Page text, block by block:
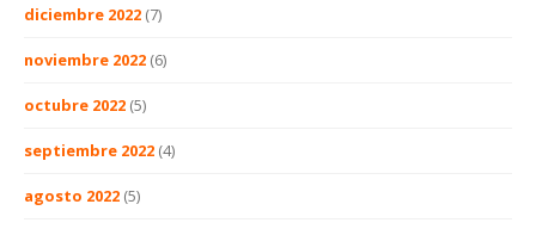
diciembre 2022 (7)
noviembre 2022 (6)
octubre 2022 (5)
septiembre 2022 (4)
agosto 2022 (5)